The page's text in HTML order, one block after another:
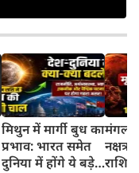
मिथुन में मार्गी बुध का
प्रभाव: भारत समेत
दुनिया में होंगे ये बड़े
मंगल
नक्षत्र